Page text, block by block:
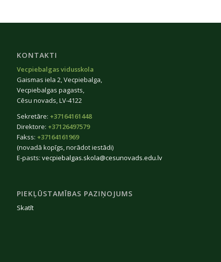
KONTAKTI
Vecpiebalgas vidusskola
Gaismas iela 2, Vecpiebalga,
Vecpiebalgas pagasts,
Cēsu novads, LV-4122
Sekretāre: +37164161448
Direktore: +37126497579
Fakss: +37164161969
(novadā kopīgs, norādot iestādi)
E-pasts: vecpiebalgas.skola@cesunovads.edu.lv
PIEKĻŪSTAMĪBAS PAZIŅOJUMS
Skatīt